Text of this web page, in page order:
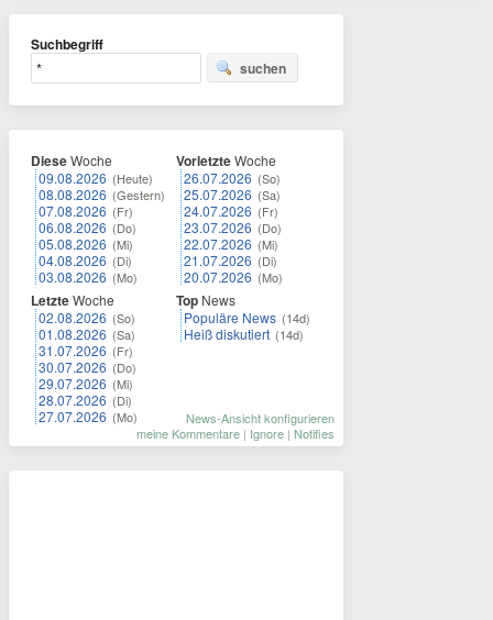
Suchbegriff
suchen
DieseWoche
09.08.2026 (Heute)
08.08.2026 (Gestern)
07.08.2026 (Fr)
06.08.2026 (Do)
05.08.2026 (Mi)
04.08.2026 (Di)
03.08.2026 (Mo)
LetzteWoche
02.08.2026 (So)
01.08.2026 (Sa)
31.07.2026 (Fr)
30.07.2026 (Do)
29.07.2026 (Mi)
28.07.2026 (Di)
27.07.2026 (Mo)
VorletzteWoche
26.07.2026 (So)
25.07.2026 (Sa)
24.07.2026 (Fr)
23.07.2026 (Do)
22.07.2026 (Mi)
21.07.2026 (Di)
20.07.2026 (Mo)
Top News
Populäre News (14d)
Heiß diskutiert (14d)
News-Ansicht konfigurieren
meine Kommentare | Ignore | Notifies